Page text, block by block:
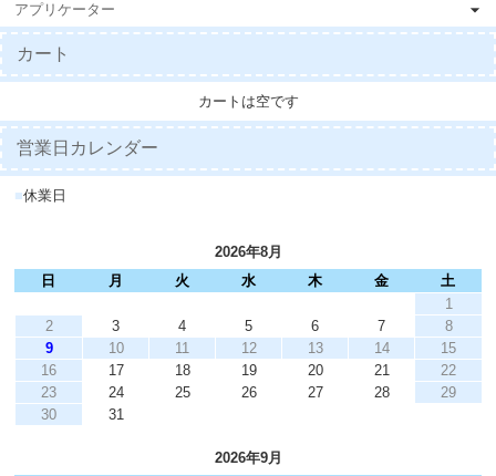
アプリケーター
カート
カートは空です
営業日カレンダー
■休業日
2026年8月
日
月 火 水 木 金
土
1
2
3 4 5 6 7
8
9
10 11 12 13 14
15
16
17 18 19 20 21
22
23
24 25 26 27 28
29
30
31
2026年9月